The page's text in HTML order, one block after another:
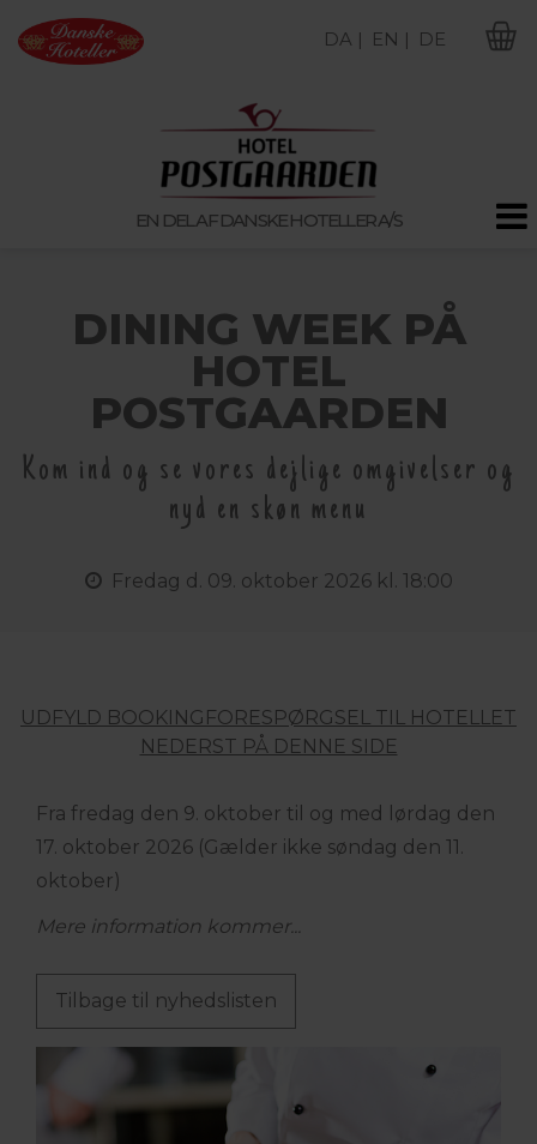
EN DEL AF DANSKE HOTELLER A/S
DA | EN | DE
DINING WEEK PÅ
HOTEL
POSTGAARDEN
Kom ind og se vores dejlige omgivelser og
nyd en skøn menu
Fredag d. 09. oktober 2026 kl. 18:00
UDFYLD BOOKINGFORESPØRGSEL TIL HOTELLET
NEDERST PÅ DENNE SIDE
Fra fredag den 9. oktober til og med lørdag den
17. oktober 2026 (Gælder ikke søndag den 11.
oktober)
Mere information kommer...
Tilbage til nyhedslisten